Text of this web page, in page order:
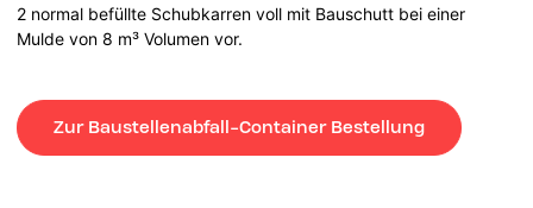
2 normal befüllte Schubkarren voll mit Bauschutt bei einer
Mulde von 8 m³ Volumen vor.
Zur Baustellenabfall-Container Bestellung